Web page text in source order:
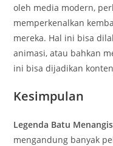
oleh media modern,
memperkenalkan
mereka. Hal ini bisa
animasi, atau bahkan
ini bisa dijadikan
Kesimpulan
Legenda Batu Menangis
mengandung banyak